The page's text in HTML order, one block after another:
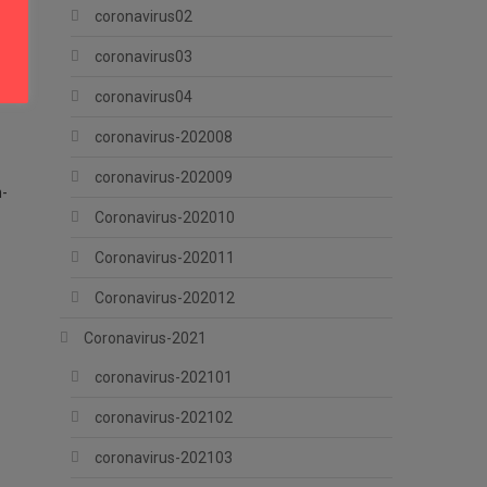
coronavirus02
coronavirus03
coronavirus04
coronavirus-202008
coronavirus-202009
Coronavirus-202010
Coronavirus-202011
Coronavirus-202012
Coronavirus-2021
coronavirus-202101
coronavirus-202102
coronavirus-202103